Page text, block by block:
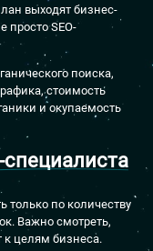
выходят бизнес-
просто SEO-
поиска,
стоимость
и окупаемость
специалиста
только по количеству
Важно смотреть,
к целям бизнеса.